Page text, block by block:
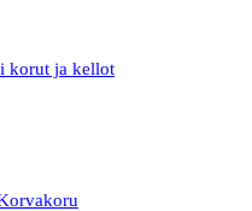
korut ja kellot